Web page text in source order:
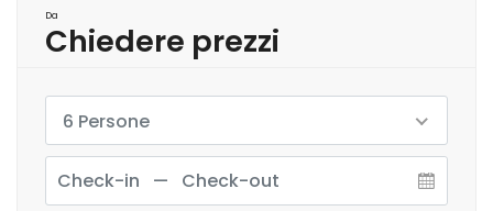
Da
Chiedere prezzi
6 Persone